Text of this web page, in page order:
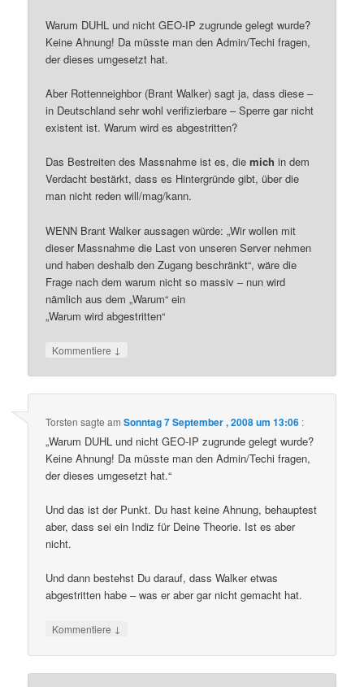
Warum DUHL und nicht GEO-IP zugrunde gelegt wurde?
Keine Ahnung! Da müsste man den Admin/Techi fragen,
der dieses umgesetzt hat.
Aber Rottenneighbor (Brant Walker) sagt ja, dass diese –
in Deutschland sehr wohl verifizierbare – Sperre gar nicht
existent ist. Warum wird es abgestritten?
Das Bestreiten des Massnahme ist es, diemich in dem
Verdacht bestärkt, dass es Hintergründe gibt, über die
man nicht reden will/mag/kann.
WENN Brant Walker aussagen würde: „Wir wollen mit
dieser Massnahme die Last von unseren Server nehmen
und haben deshalb den Zugang beschränkt“, wäre die
Frage nach dem warum nicht so massiv – nun wird
nämlich aus dem „Warum“ ein
„Warum wird abgestritten“
Kommentiere ↓
Torsten sagte amSonntag 7 September , 2008 um 13:06 :
„Warum DUHL und nicht GEO-IP zugrunde gelegt wurde?
Keine Ahnung! Da müsste man den Admin/Techi fragen,
der dieses umgesetzt hat.“
Und das ist der Punkt. Du hast keine Ahnung, behauptest
aber, dass sei ein Indiz für Deine Theorie. Ist es aber
nicht.
Und dann bestehst Du darauf, dass Walker etwas
abgestritten habe – was er aber gar nicht gemacht hat.
Kommentiere ↓